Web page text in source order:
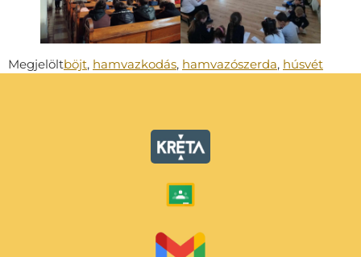
Megjelöltböjt, hamvazkodás, hamvazószerda, húsvét